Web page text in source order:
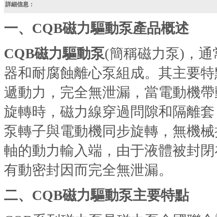
詳細信息：
一、 CQB磁力驅動泵產品概述
CQB磁力驅動泵(簡稱磁力泵)，
器和耐腐蝕離心泵組成。其主要
遞動力，完全無泄漏，當電動機
旋轉時，磁力線穿過問隙和隔離
泵轉子與電動機同步旋轉，無機
軸的動力輸入端，由于液體被封
有動密封因而完全無泄漏。
二、 CQB磁力驅動泵主要特點